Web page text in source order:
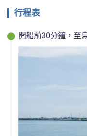
行程表
開船前30分鐘，至